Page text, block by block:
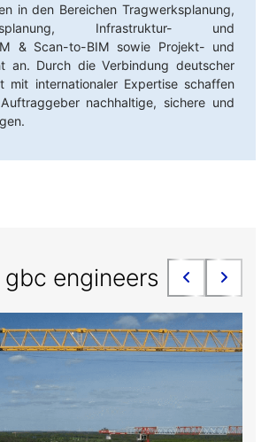
in den Bereichen Tragwerksplanung,
Infrastruktur- und
& Scan-to-BIM sowie Projekt- und
an. Durch die Verbindung deutscher
mit internationaler Expertise schaffen
nachhaltige, sichere und
engineers